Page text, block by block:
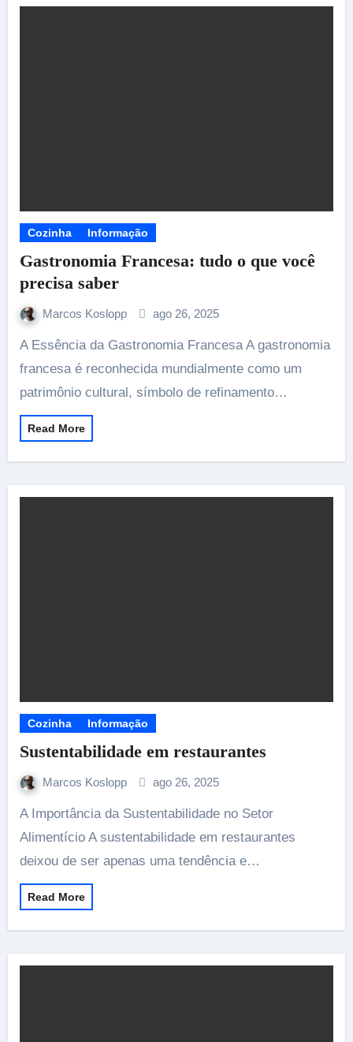
Cozinha Informação
Gastronomia Francesa: tudo o que você
precisa saber
Marcos Koslopp ago 26, 2025
A Essência da Gastronomia Francesa A gastronomia
francesa é reconhecida mundialmente como um
patrimônio cultural, símbolo de refinamento…
Read More
Cozinha Informação
Sustentabilidade em restaurantes
Marcos Koslopp ago 26, 2025
A Importância da Sustentabilidade no Setor
Alimentício A sustentabilidade em restaurantes
deixou de ser apenas uma tendência e…
Read More